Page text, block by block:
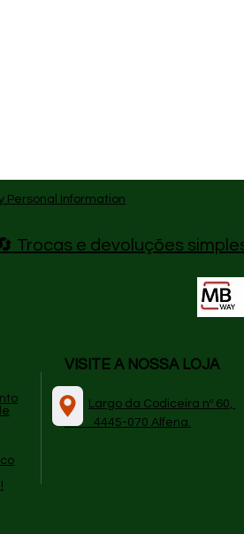
Personal Information
Trocas e devoluções
VISITE A NOSSA LOJA
​
Largo da Codiceira nº 60,
4445-070 Alfena.